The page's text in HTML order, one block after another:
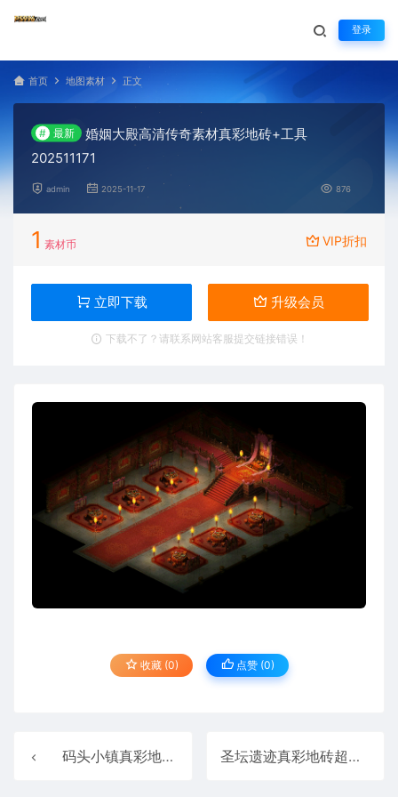
登录
首页 地图素材 正文
# 最新
婚姻大殿高清传奇素材真彩地砖+工具
202511171
admin 2025-11-17 876
1 素材币 VIP折扣
立即下载 升级会员
下载不了？请联系网站客服提交链接错误！
收藏 (0) 点赞 (0)
码头小镇真彩地砖超清传奇地图+工具2025111619 圣坛遗迹真彩地砖超清传奇地图+工具202511172